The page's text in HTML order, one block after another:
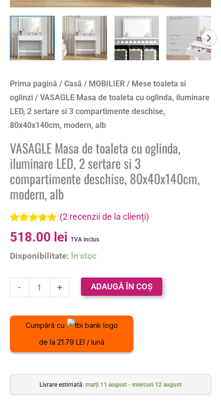
Prima pagină / Casă / MOBILIER / Mese toaleta si
oglinzi / VASAGLE Masa de toaleta cu oglinda, iluminare
LED, 2 sertare si 3 compartimente deschise,
80x40x140cm, modern, alb
VASAGLE Masa de toaleta cu oglinda,
iluminare LED, 2 sertare si 3
compartimente deschise, 80x40x140cm,
modern, alb
Evaluat la
5.00din 5 pe
2
evaluări de
(2 recenzii de la clienți)
518.00 lei TVA inclus
Disponibilitate: În stoc
-
deschise,
80x40x140cm,
modern,
alb
+ ADAUGĂ ÎN COȘ
Cumpără cu
de la 21.79 LEI / lună
Livrare estimată: marți 11 august - miercuri 12 august